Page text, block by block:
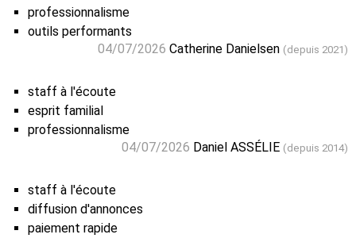
professionnalisme
outils performants
04/07/2026 Catherine Danielsen (depuis 2021)
staff à l'écoute
esprit familial
professionnalisme
04/07/2026 Daniel ASSÉLIE (depuis 2014)
staff à l'écoute
diffusion d'annonces
paiement rapide